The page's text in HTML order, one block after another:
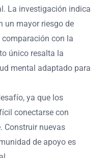
La investigación indica
un mayor riesgo de
con la
único resalta la
mental adaptado para
ya que los
conectarse con
Construir nuevas
de apoyo es